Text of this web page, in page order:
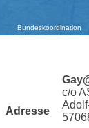
Bundeskoordination
Adresse
c/o